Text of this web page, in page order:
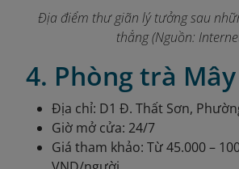
Địa điểm thư giãn lý tưởng sau
thẳng (Nguồn:
4. Phòng trà Mây
Địa chỉ: D1 Đ. Thất Sơn,
Giờ mở cửa: 24/7
Giá tham khảo: Từ 45.000 –